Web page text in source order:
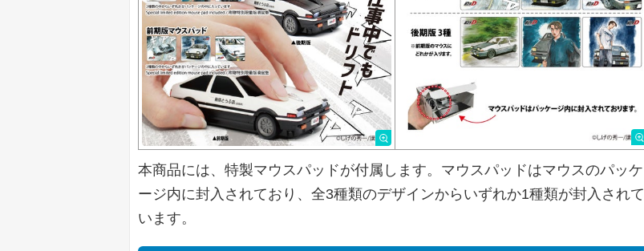
本商品には、特製マウスパッドが付属します。マウスパッドはマウスのパッケ
ージ内に封入されており、全3種類のデザインからいずれか1種類が封入されて
います。